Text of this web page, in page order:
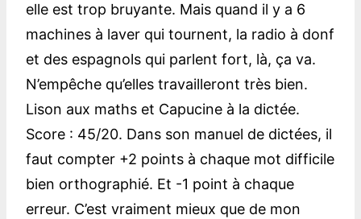
elle est trop bruyante. Mais quand il y a 6
machines à laver qui tournent, la radio à donf
et des espagnols qui parlent fort, là, ça va.
N’empêche qu’elles travailleront très bien.
Lison aux maths et Capucine à la dictée.
Score : 45/20. Dans son manuel de dictées, il
faut compter +2 points à chaque mot difficile
bien orthographié. Et -1 point à chaque
erreur. C’est vraiment mieux que de mon